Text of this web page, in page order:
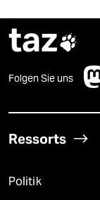
taz
Folgen Sie uns
Ressorts
Politik